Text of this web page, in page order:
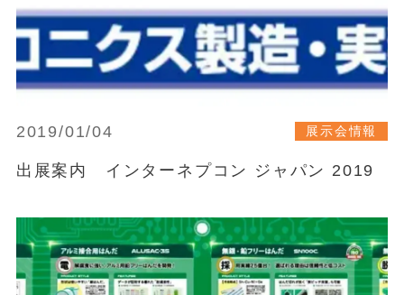
2019/01/04 展示会情報
出展案内 インターネプコン ジャパン 2019